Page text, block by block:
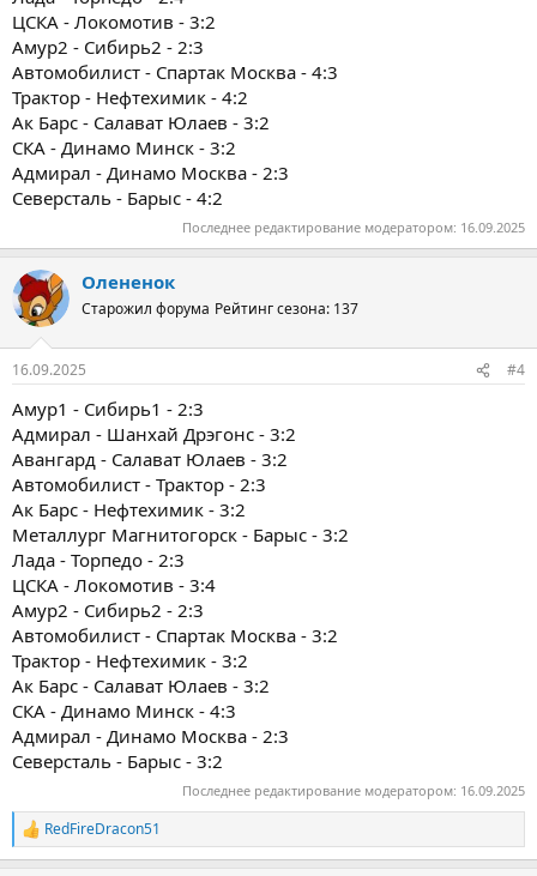
ЦСКА - Локомотив - 3:2
Амур2 - Сибирь2 - 2:3
Автомобилист - Спартак Москва - 4:3
Трактор - Нефтехимик - 4:2
Ак Барс - Салават Юлаев - 3:2
СКА - Динамо Минск - 3:2
Адмирал - Динамо Москва - 2:3
Северсталь - Барыс - 4:2
Последнее редактирование модератором: 16.09.2025
Олененок
Старожил форума Рейтинг сезона: 137
16.09.2025 #4
Амур1 - Сибирь1 - 2:3
Адмирал - Шанхай Дрэгонс - 3:2
Авангард - Салават Юлаев - 3:2
Автомобилист - Трактор - 2:3
Ак Барс - Нефтехимик - 3:2
Металлург Магнитогорск - Барыс - 3:2
Лада - Торпедо - 2:3
ЦСКА - Локомотив - 3:4
Амур2 - Сибирь2 - 2:3
Автомобилист - Спартак Москва - 3:2
Трактор - Нефтехимик - 3:2
Ак Барс - Салават Юлаев - 3:2
СКА - Динамо Минск - 4:3
Адмирал - Динамо Москва - 2:3
Северсталь - Барыс - 3:2
Последнее редактирование модератором: 16.09.2025
Р
е
RedFireDracon51